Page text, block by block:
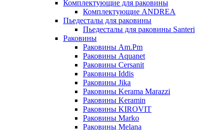
Комплектующие для раковины
Комплектующие ANDREA
Пьедесталы для раковины
Пьедесталы для раковины Santeri
Раковины
Раковины Am.Pm
Раковины Aquanet
Раковины Cersanit
Раковины Iddis
Раковины Jika
Раковины Kerama Marazzi
Раковины Keramin
Раковины KIROVIT
Раковины Marko
Раковины Melana